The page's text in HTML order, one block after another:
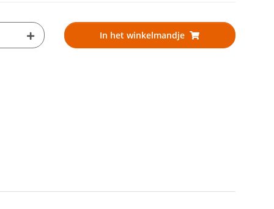
In het winkelmandje